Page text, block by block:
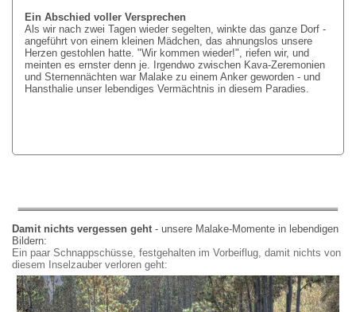
Ein Abschied voller Versprechen
Als wir nach zwei Tagen wieder segelten, winkte das ganze Dorf -
angeführt von einem kleinen Mädchen, das ahnungslos unsere
Herzen gestohlen hatte. "Wir kommen wieder!", riefen wir, und
meinten es ernster denn je. Irgendwo zwischen Kava-Zeremonien
und Sternennächten war Malake zu einem Anker geworden - und
Hansthalie unser lebendiges Vermächtnis in diesem Paradies.
Damit nichts vergessen geht - unsere Malake-Momente in lebendigen
Bildern:
Ein paar Schnappschüsse, festgehalten im Vorbeiflug, damit nichts von
diesem Inselzauber verloren geht: